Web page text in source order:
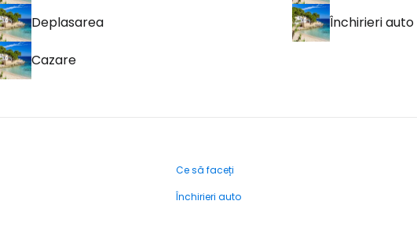
Deplasarea Închirieri auto
Cazare
Ce să faceți
Închirieri auto